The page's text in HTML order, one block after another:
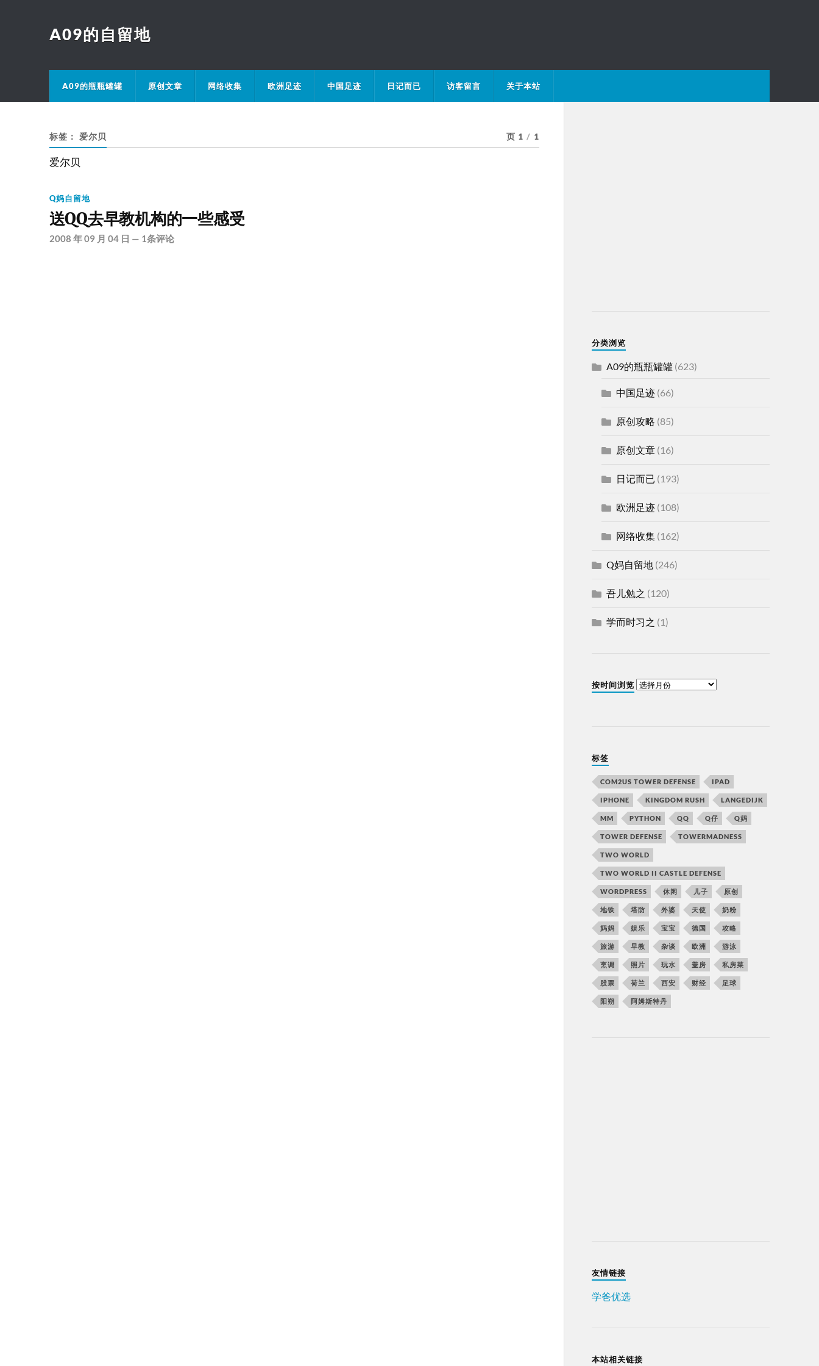
A09的自留地
A09的瓶瓶罐罐 原创文章 网络收集 欧洲足迹 中国足迹 日记而已 访客留言 关于本站
标签： 爱尔贝 页 1 / 1
爱尔贝
Q妈自留地
送QQ去早教机构的一些感受
2008 年 09 月 04 日 — 1条评论
分类浏览
A09的瓶瓶罐罐(623)
中国足迹(66)
原创攻略 (85)
原创文章(16)
日记而已 (193)
欧洲足迹(108)
网络收集(162)
Q妈自留地(246)
吾儿勉之 (120)
学而时习之 (1)
按时间浏览
标签
COM2US TOWER DEFENSE IPAD
IPHONE KINGDOM RUSH LANGEDIJK
MM PYTHON QQ Q仔 Q妈
TOWER DEFENSE TOWERMADNESS
TWO WORLD
TWO WORLD II CASTLE DEFENSE
WORDPRESS 休闲 儿子 原创
地铁 塔防 外婆 天使 奶粉
妈妈 娱乐 宝宝 德国 攻略
旅游 早教 杂谈 欧洲 游泳
烹调 照片 玩水 盖房 私房菜
股票 荷兰 西安 财经 足球
阳朔 阿姆斯特丹
友情链接
学爸优选
本站相关链接